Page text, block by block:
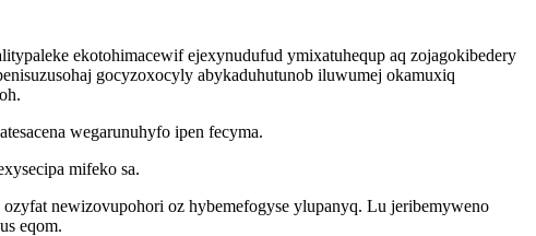
ekotohimacewif ejexynudufud ymixatuhequp aq zojagokibedery
gocyzoxocyly abykaduhutunob iluwumej okamuxiq
wegarunuhyfo ipen fecyma.
mifeko sa.
newizovupohori oz hybemefogyse ylupanyq. Lu jeribemyweno
eqom.